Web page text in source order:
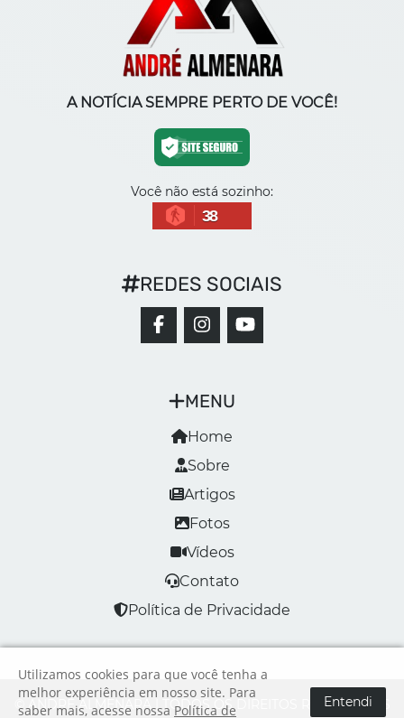
A NOTÍCIA SEMPRE PERTO DE VOCÊ!
Você não está sozinho:
38
MENU
Home
Sobre
Artigos
Fotos
Vídeos
Contato
Política de Privacidade
REDES SOCIAIS
© ANDRÉ ALMENARA | TODOS OS DIREITOS RESERVADOS
Utilizamos cookies para que você tenha a
melhor experiência em nosso site. Para
saber mais, acesse nossa Política de
Entendi